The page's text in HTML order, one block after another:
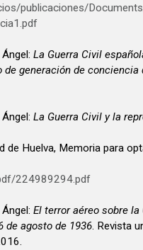
publicaciones/
La Guerra Civil
generación de conciencia
La Guerra Civil y la
de Huelva, Memoria para
224989294.pdf
El terror aéreo sobre la
de agosto de 1936. Revista